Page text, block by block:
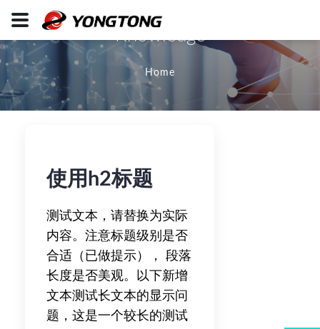
Knowledge
Home
使用h2标题
测试文本，请替换为实际
内容。注意标题级别是否
合适（已做提示）， 段落
长度是否美观。以下新增
文本测试长文本的显示问
题，这是一个较长的测试